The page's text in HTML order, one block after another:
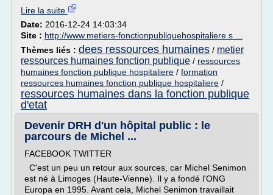
Lire la suite
Date: 2016-12-24 14:03:34
Site : http://www.metiers-fonctionpubliquehospitaliere.s ...
Thèmes liés : dees ressources humaines / metier
ressources humaines fonction publique / ressources
humaines fonction publique hospitaliere / formation
ressources humaines fonction publique hospitaliere /
ressources humaines dans la fonction publique
d'etat
Devenir DRH d'un hôpital public : le
parcours de Michel ...
FACEBOOK TWITTER
C'est un peu un retour aux sources, car Michel Senimon
est né à Limoges (Haute-Vienne). Il y a fondé l'ONG
Europa en 1995. Avant cela, Michel Senimon travaillait